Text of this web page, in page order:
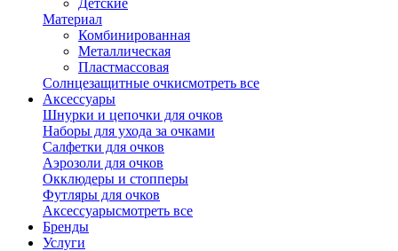
Материал
Комбинированная
Металлическая
Пластмассовая
Солнцезащитные очкисмотреть все
Аксессуары
Шнурки и цепочки для очков
Наборы для ухода за очками
Салфетки для очков
Аэрозоли для очков
Окклюдеры и стопперы
Футляры для очков
Аксессуарысмотреть все
Бренды
Услуги